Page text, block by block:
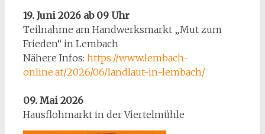
19. Juni 2026 ab 09 Uhr
Teilnahme am Handwerksmarkt „Mut zum
Frieden“ in Lembach
Nähere Infos: https://www.lembach-
online.at/2026/06/landlaut-in-lembach/
09. Mai 2026
Hausflohmarkt in der Viertelmühle